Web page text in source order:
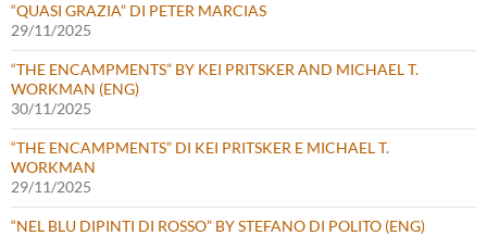
“QUASI GRAZIA” DI PETER MARCIAS
29/11/2025
“THE ENCAMPMENTS” BY KEI PRITSKER AND MICHAEL T.
WORKMAN (ENG)
30/11/2025
“THE ENCAMPMENTS” DI KEI PRITSKER E MICHAEL T.
WORKMAN
29/11/2025
“NEL BLU DIPINTI DI ROSSO” BY STEFANO DI POLITO (ENG)